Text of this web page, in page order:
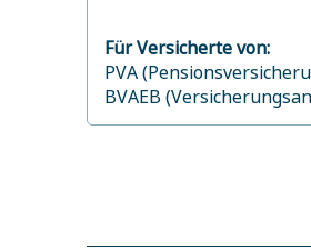
Für Versicherte von:
PVA
BVAEB